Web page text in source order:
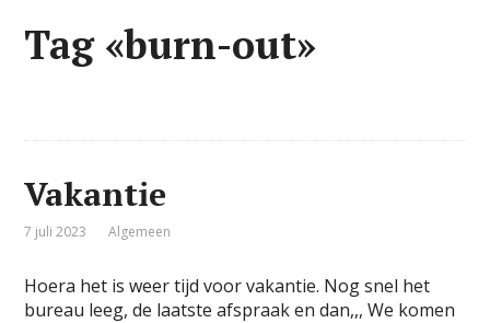
Tag «burn-out»
Vakantie
7 juli 2023 Algemeen
Hoera het is weer tijd voor vakantie. Nog snel het
bureau leeg, de laatste afspraak en dan,,, We komen